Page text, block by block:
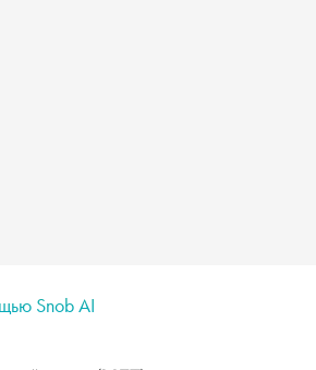
Snob AI